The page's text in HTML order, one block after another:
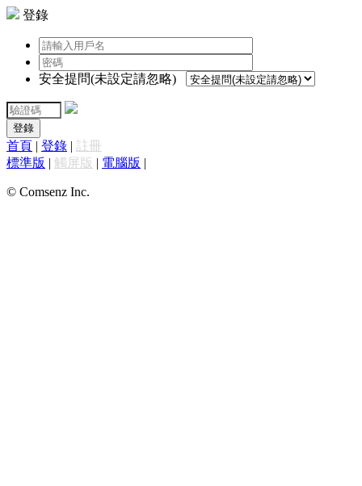
登錄
安全提問(未設定請忽略)
登錄
首頁 | 登錄 | 註冊
標準版 | 觸屏版 | 電腦版 |
© Comsenz Inc.